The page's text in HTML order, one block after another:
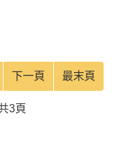
下一頁 最末頁
3頁